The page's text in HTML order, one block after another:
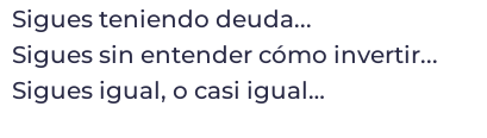
Sigues teniendo deuda...
Sigues sin entender cómo invertir...
Sigues igual, o casi igual…